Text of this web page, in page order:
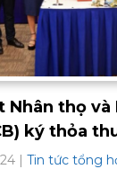
Nhân thọ
ký thỏa
| Tin tức tổng